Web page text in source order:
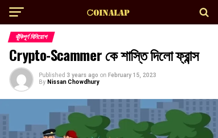
ঝুঁকিপূর্ণ বিনিয়োগ
Crypto-Scammer কে শাস্তি দিলো ফ্রান্স
Published 3 years ago on February 15, 2023
By Nissan Chowdhury